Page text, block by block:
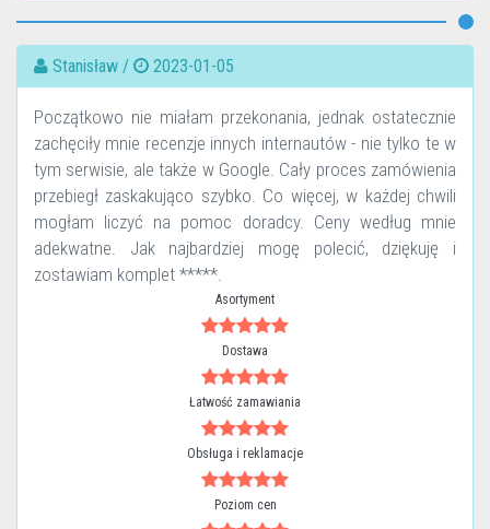
Stanisław / 2023-01-05
Początkowo nie miałam przekonania, jednak ostatecznie
zachęciły mnie recenzje innych internautów - nie tylko te w
tym serwisie, ale także w Google. Cały proces zamówienia
przebiegł zaskakująco szybko. Co więcej, w każdej chwili
mogłam liczyć na pomoc doradcy. Ceny według mnie
adekwatne. Jak najbardziej mogę polecić, dziękuję i
zostawiam komplet *****.
Asortyment
Dostawa
Łatwość zamawiania
Obsługa i reklamacje
Poziom cen